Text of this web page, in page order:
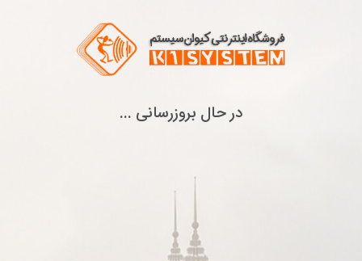
در حال بروزرسانی ...